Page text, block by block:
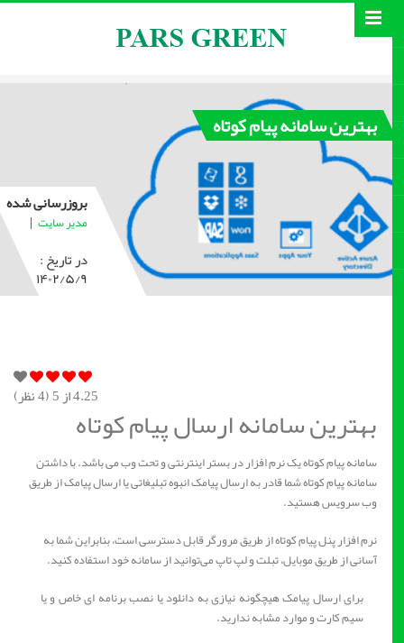
بهترین سامانه پیام کوتاه
بروزرسانی شده
مدیر سایت |
در تاریخ :
۱۴۰۲/۵/۹
4.25از 5 ( 4نظر)
بهترین سامانه ارسال پیام کوتاه
سامانه پیام کوتاه یک نرم افزار در بستر اینترنتی و تحت وب می باشد. با داشتن
سامانه پیام کوتاه شما قادر به ارسال پیامک انبوه تبلیغاتی یا ارسال پیامک از طریق
وب سرویس هستید.
نرم افزار پنل پیام کوتاه از طریق مرورگر قابل دسترسی است، بنابراین شما به
آسانی از طریق موبایل، تبلت و لپ تاپ می‌توانید از سامانه خود استفاده کنید.
برای ارسال پیامک هیچگونه نیازی به دانلود یا نصب برنامه ای خاص و یا
سیم کارت و موارد مشابه ندارید.